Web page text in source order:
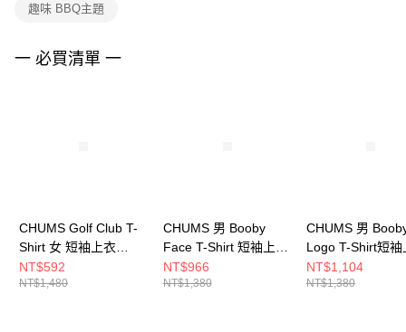
３．未成年的使用者請事先徵得法定代理人或監護人之同意方可使用
４．使用「AFTEE先享後付」時，將依據個別帳號之用戶狀況，依本公司即
趣味 BBQ主題
一 必買清單 一
CHUMS Golf Club T-
Shirt 女 短袖上衣
CH112195R115
NT$592
NT$1,480
CHUMS 男 Booby
Face T-Shirt 短袖上衣
CH012278G075
NT$966
NT$1,380
CHUMS 男
Logo T-Shirt短袖
CH012279R018
NT$1,104
NT$1,380